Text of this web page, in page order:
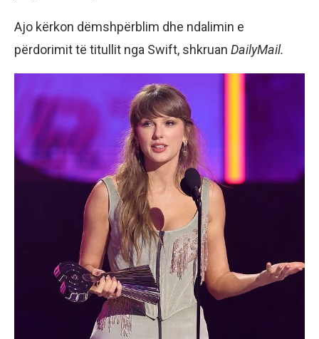
Ajo kërkon dëmshpërblim dhe ndalimin e
përdorimit të titullit nga Swift, shkruan DailyMail.